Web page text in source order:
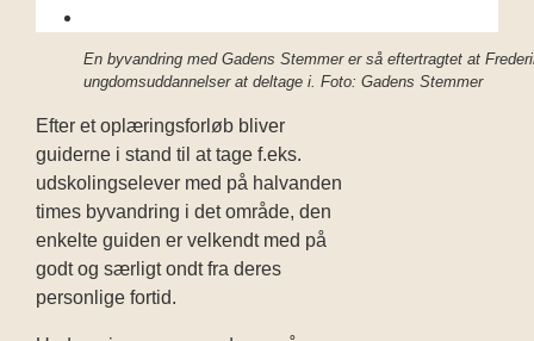
En byvandring med Gadens Stemmer er så eftertragtet at
ungdomsuddannelser at deltage i. Foto: Gadens Stemmer
Efter et oplæringsforløb bliver
guiderne i stand til at tage f.eks.
udskolingselever med på halvanden
times byvandring i det område, den
enkelte guiden er velkendt med på
godt og særligt ondt fra deres
personlige fortid.